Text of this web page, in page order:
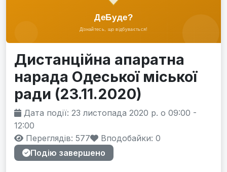
Дистанційна апаратна
нарада Одеської міської
ради (23.11.2020)
Дата події: 23 листопада 2020 р. о 09:00 -
12:00
Переглядів: 577
Вподобайки: 0
Подію завершено